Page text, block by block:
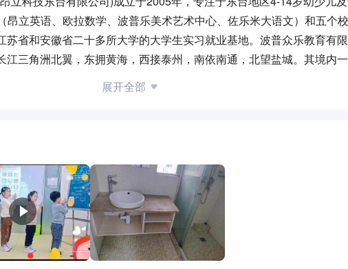
昂立英语、欧拉数学、波普乐美术艺术中心、佐乐米大语文）和五个
省和安徽省二十多所大学的大学生实习就业基地。波普众乐教育有
三角洲北翼，东拥黄海，西接泰州，南依南通，北望盐城。其境内
时东台市为全国经济百强县市，其交通便利，是2020年开通的沿海高铁
徽省芜湖、合肥、安庆、阜阳等地均半天可达。
展开全部